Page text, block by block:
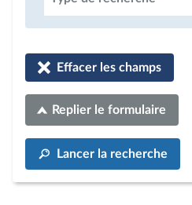
Effacer les champs
Replier le formulaire
Lancer la recherche